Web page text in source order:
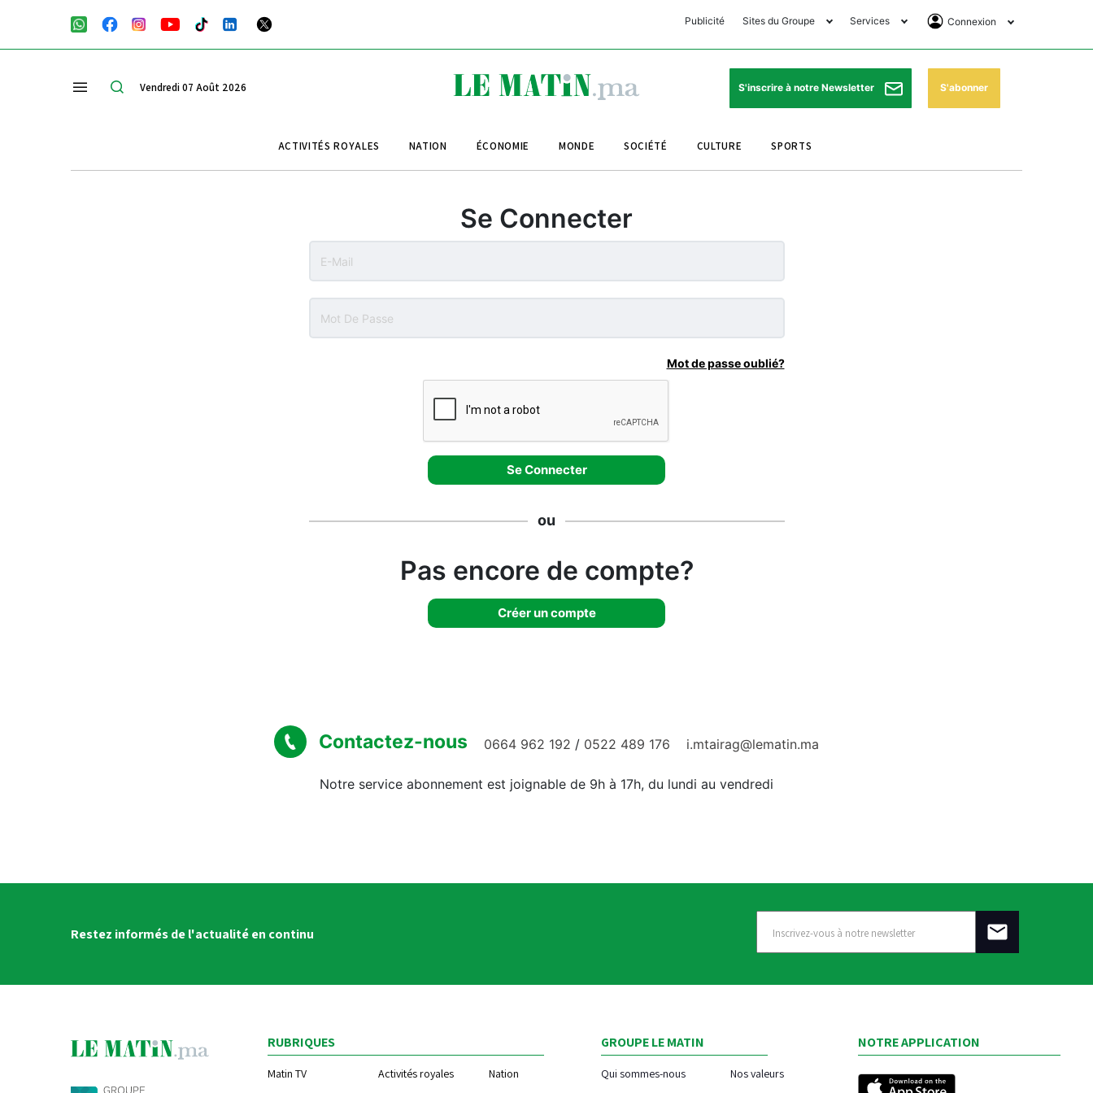
Publicité Sites du Groupe
Club Avantages
Le Matin Sports
Le Matin Store
Services
Horaires de prières
Pharmacies de garde
Programme TV
Connexion
Se Connecter
Abonnement
Vendredi 07 Août 2026 S'inscrire à notre Newsletter S'abonner
ACTIVITÉS ROYALES NATION ÉCONOMIE MONDE SOCIÉTÉ CULTURE SPORTS
Se Connecter
Mot de passe oublié?
ou
Pas encore de compte?
Créer un compte
Contactez-nous 0664 962 192 / 0522 489 176 i.mtairag@lematin.ma
Notre service abonnement est joignable de 9h à 17h, du lundi au vendredi
Restez informés de l'actualité en continu
RUBRIQUES
Matin TV Activités royales
Nation
GROUPE LE MATIN
Qui sommes-nous Nos valeurs
NOTRE APPLICATION